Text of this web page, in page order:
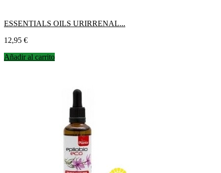
ESSENTIALS OILS URIRRENAL...
Precio
12,95 €
Añadir al carrito